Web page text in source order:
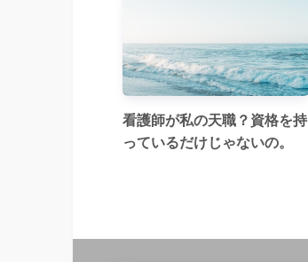
看護師が私の天職？資格を持
っているだけじゃないの。